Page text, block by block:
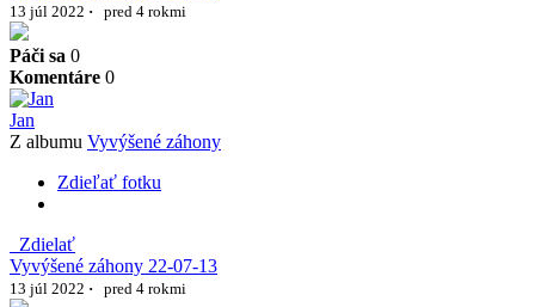
13 júl 2022 · pred 4 rokmi
Páči sa 0
Komentáre 0
Jan
Z albumu Vyvýšené záhony
Zdieľať fotku
Zdielať
Vyvýšené záhony 22-07-13
13 júl 2022 · pred 4 rokmi